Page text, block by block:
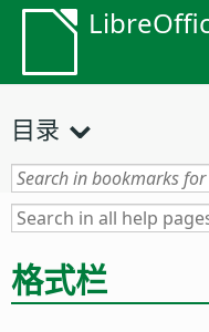
目录
格式栏